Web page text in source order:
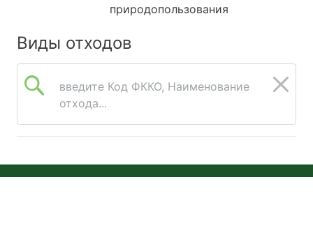
природопользования
Виды отходов
введите Код ФККО, Наименование
отхода...